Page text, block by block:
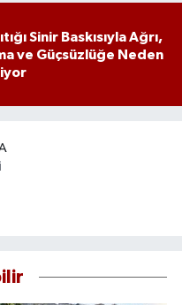
Sinir Baskısıyla Ağrı,
ve Güçsüzlüğe Neden